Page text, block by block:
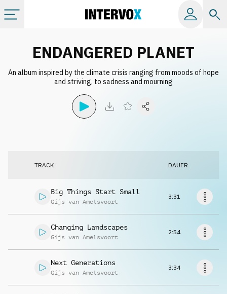
Alle Alben
Lizenzen
Info
Musikanfrage
ENDANGERED PLANET
An album inspired by the climate crisis ranging from moods of hope
and striving, to sadness and mourning
TRACK DAUER
Big Things Start Small
Gijs van Amelsvoort
3:31
Changing Landscapes
Gijs van Amelsvoort
2:54
Next Generations
Gijs van Amelsvoort
3:34